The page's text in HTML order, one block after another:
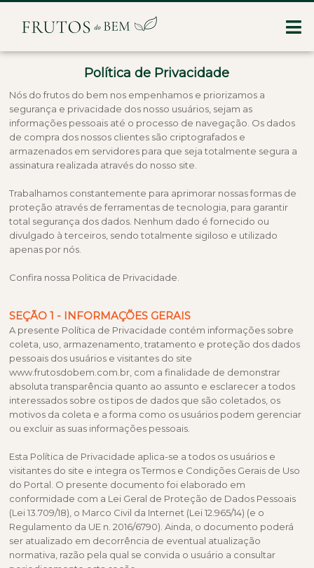
Política de Privacidade
Nós do frutos do bem nos empenhamos e priorizamos a
segurança e privacidade dos nosso usuários, sejam as
informações pessoais até o processo de navegação. Os dados
de compra dos nossos clientes são criptografados e
armazenados em servidores para que seja totalmente segura a
assinatura realizada através do nosso site.
Trabalhamos constantemente para aprimorar nossas formas de
proteção através de ferramentas de tecnologia, para garantir
total segurança dos dados. Nenhum dado é fornecido ou
divulgado à terceiros, sendo totalmente sigiloso e utilizado
apenas por nós.
Confira nossa Politica de Privacidade.
SEÇÃO 1 - INFORMAÇÕES GERAIS
A presente Política de Privacidade contém informações sobre
coleta, uso, armazenamento, tratamento e proteção dos dados
pessoais dos usuários e visitantes do site
www.frutosdobem.com.br, com a finalidade de demonstrar
absoluta transparência quanto ao assunto e esclarecer a todos
interessados sobre os tipos de dados que são coletados, os
motivos da coleta e a forma como os usuários podem gerenciar
ou excluir as suas informações pessoais.
Esta Política de Privacidade aplica-se a todos os usuários e
visitantes do site e integra os Termos e Condições Gerais de Uso
do Portal. O presente documento foi elaborado em
conformidade com a Lei Geral de Proteção de Dados Pessoais
(Lei 13.709/18), o Marco Civil da Internet (Lei 12.965/14) (e o
Regulamento da UE n. 2016/6790). Ainda, o documento poderá
ser atualizado em decorrência de eventual atualização
normativa, razão pela qual se convida o usuário a consultar